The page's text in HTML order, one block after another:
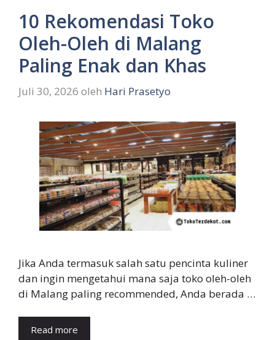
10 Rekomendasi Toko
Oleh-Oleh di Malang
Paling Enak dan Khas
Juli 30, 2026 oleh Hari Prasetyo
Jika Anda termasuk salah satu pencinta kuliner
dan ingin mengetahui mana saja toko oleh-oleh
di Malang paling recommended, Anda berada …
Read more